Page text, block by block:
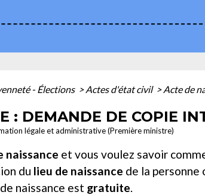
- Élections > Actes d'état civil > Acte de
: DEMANDE DE COPIE
légale et administrative (Première ministre)
naissance et vous voulez savoir
du lieu de naissance de la personne
naissance est gratuite